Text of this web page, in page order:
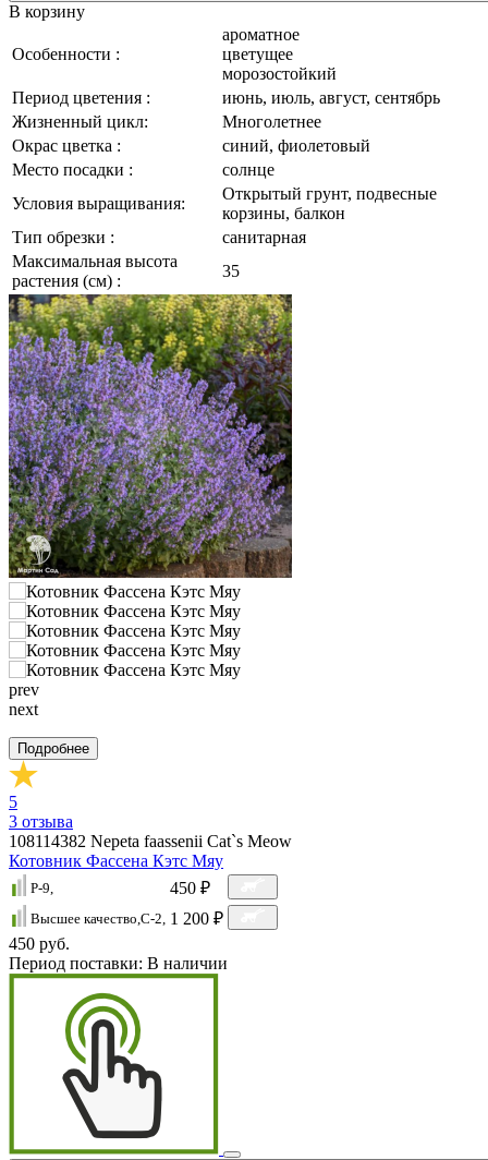
В корзину
Особенности :
ароматное
цветущее
морозостойкий
Период цветения :
июнь, июль, август, сентябрь
Жизненный цикл:
Многолетнее
Окрас цветка :
синий, фиолетовый
Место посадки :
солнце
Условия выращивания:
Открытый грунт, подвесные
корзины, балкон
Тип обрезки :
санитарная
Максимальная высота
растения (см) :
35
prev
next
Подробнее
5
3 отзыва
108114382 Nepeta faassenii Cat`s Meow
Котовник Фассена Кэтс Мяу
P-9, 450 ₽
Высшее качество,C-2, 1 200 ₽
450 руб.
Период поставки: В наличии